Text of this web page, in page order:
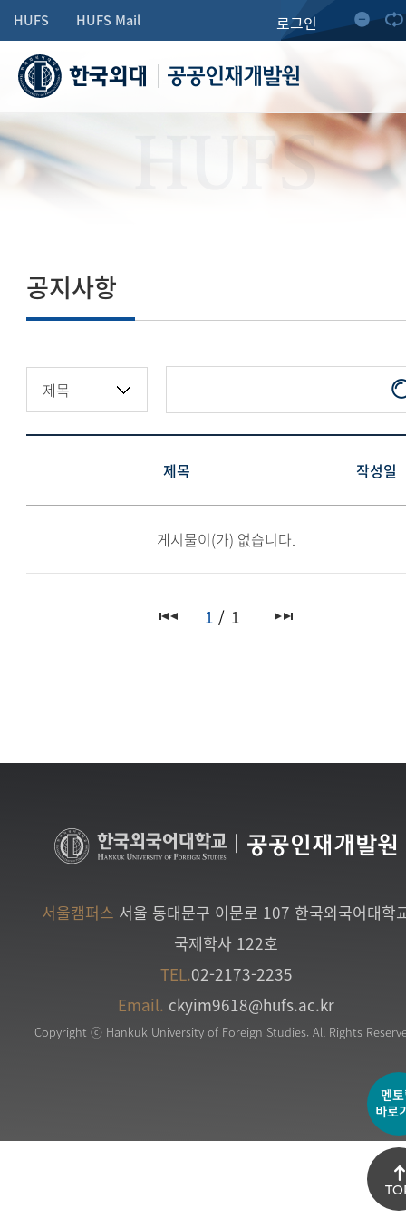
HUFS HUFS Mail 로그인
공공인재개발원
HUFS
공지사항
제목 작성일
게시물이(가) 없습니다.
1 1
공공인재개발원
서울캠퍼스 서울 동대문구 이문로 107 한국외국어대학
국제학사 122호
TEL.02-2173-2235
Email. ckyim9618@hufs.ac.kr
Copyright ⓒ Hankuk University of Foreign Studies. All Rights
멘
바로